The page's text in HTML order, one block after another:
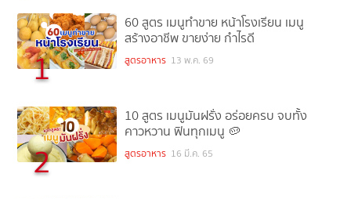
1
60 สูตร เมนูทำขาย หน้าโรงเรียน เมนู
สร้างอาชีพ ขายง่าย กำไรดี
สูตรอาหาร 13 พ.ค. 69
2
10 สูตร เมนูมันฝรั่ง อร่อยครบ จบทั้ง
คาวหวาน ฟินทุกเมนู 🥔
สูตรอาหาร 16 มี.ค. 65